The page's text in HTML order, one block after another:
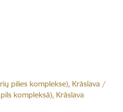
pilies komplekse), Krāslava /
kompleksā), Krāslava